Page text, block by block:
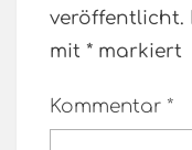
veröffentlicht.
mit * markiert
Kommentar *